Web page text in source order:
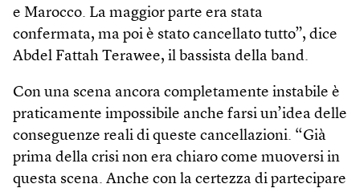
e Marocco. La maggior parte era stata
confermata, ma poi è stato cancellato tutto”, dice
Abdel Fattah Terawee, il bassista della band.
Con una scena ancora completamente instabile è
praticamente impossibile anche farsi un’idea delle
conseguenze reali di queste cancellazioni. “Già
prima della crisi non era chiaro come muoversi in
questa scena. Anche con la certezza di partecipare